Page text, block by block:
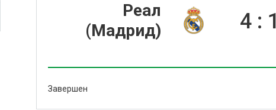
Реал
(Мадрид)
4:
Завершен